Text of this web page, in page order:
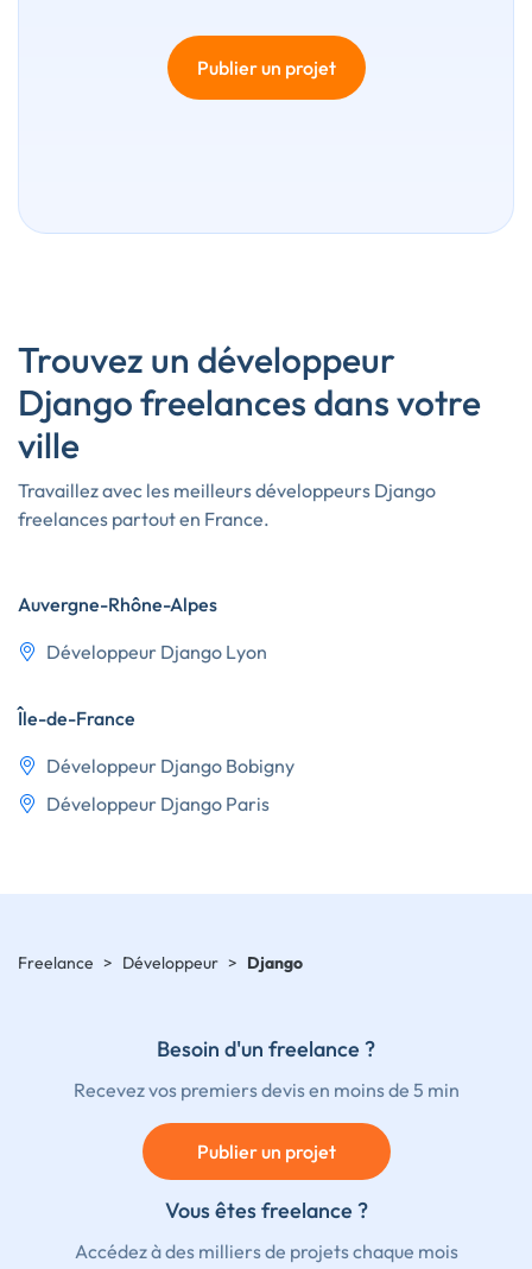
Publier un projet
Trouvez un développeur
Django freelances dans votre
ville
Travaillez avec les meilleurs développeurs Django
freelances partout en France.
Auvergne-Rhône-Alpes
Développeur Django Lyon
Île-de-France
Développeur Django Bobigny
Développeur Django Paris
Freelance > Développeur > Django
Besoin d'un freelance ?
Recevez vos premiers devis en moins de 5 min
Publier un projet
Vous êtes freelance ?
Accédez à des milliers de projets chaque mois